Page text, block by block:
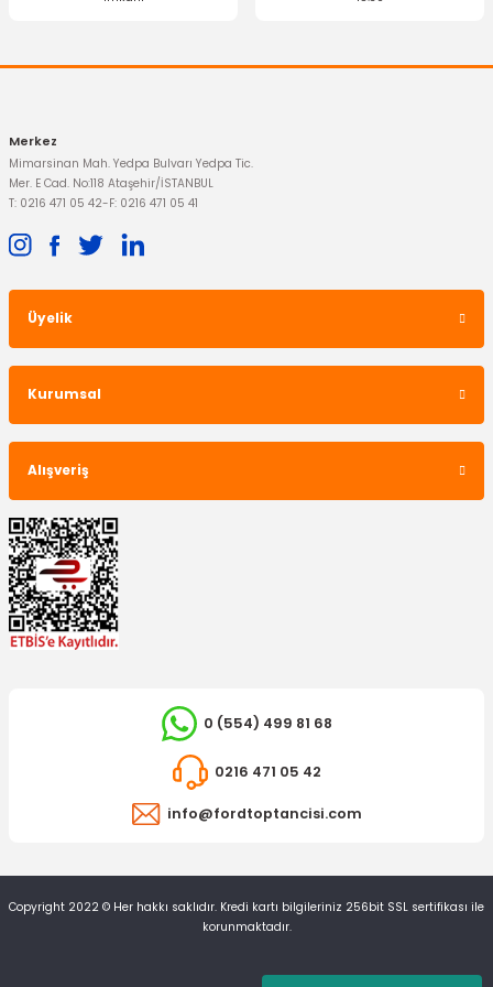
1.011,20 TL
809,43 TL
Merkez
Mimarsinan Mah. Yedpa Bulvarı Yedpa Tic.
Mer. E Cad. No:118 Ataşehir/İSTANBUL
T: 0216 471 05 42-F: 0216 471 05 41
Üyelik
Kurumsal
Alışveriş
0 (554) 499 81 68
0216 471 05 42
info@fordtoptancisi.com
Copyright 2022 © Her hakkı saklıdır. Kredi kartı bilgileriniz 256bit SSL sertifikası ile
korunmaktadır.